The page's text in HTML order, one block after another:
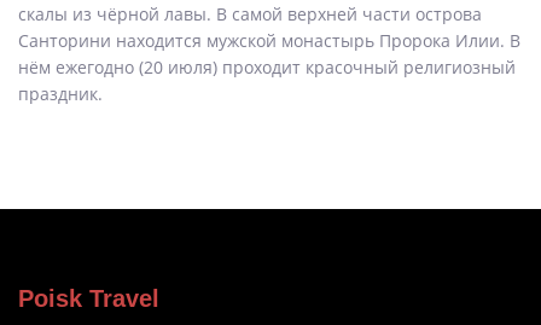
скалы из чёрной лавы. В самой верхней части острова
Санторини находится мужской монастырь Пророка Илии. В
нём ежегодно (20 июля) проходит красочный религиозный
праздник.
Poisk Travel